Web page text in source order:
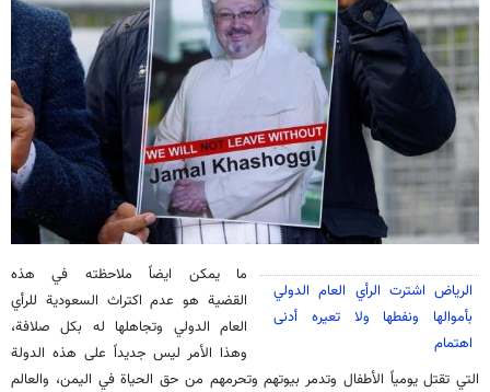
الرياض اشترت الرأي العام الدولي
بأموالها ونفطها ولا تعيره أدنى
اهتمام
ما يمكن ايضاً ملاحظته في هذه
القضية هو عدم اكتراث السعودية للرأي
العام الدولي وتجاهلها له بكل صلافة،
وهذا الأمر ليس جديداً على هذه الدولة
التي تقتل يومياً الأطفال وتدمر بيوتهم وتحرمهم من حق الحياة في اليمن، والعالم